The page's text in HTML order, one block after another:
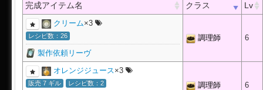
完成アイテム名 クラス Lv
クリーム×3
レシピ数：26
製作依頼リーヴ
調理師 6
オレンジジュース×3
販売 7 ギル レシピ数：2 調理師 6